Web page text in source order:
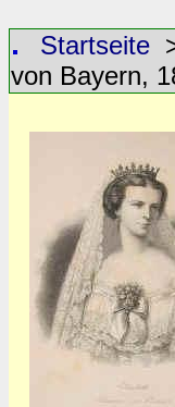
Startseite
von Bayern,